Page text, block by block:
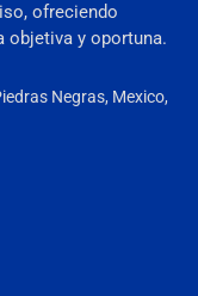
ofreciendo
objetiva y oportuna.
Negras, Mexico,